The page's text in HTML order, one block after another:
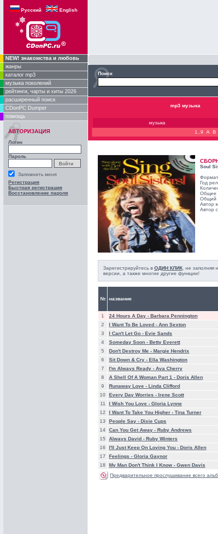
Русский English
NEW! знакомства и любовь
жанры
каталог mp3
музыка поколений
рейтинги, чарты и хиты 2026
расширенный поиск
CDonPC Dumper
помощь
АВТОРИЗАЦИЯ
Логин
Пароль
Запомнить меня
Регистрация
Быстрая регистрация
Восстановление пароля
Поиск
mp3 музыка
музыка
1..9
A B
Soul
Год
Общее
Общий
Автор
Автор
Зарегистрируйтесь в ОДИН КЛИК , не
версии, а также многие другие функции!
№ название
1 24 Hours A Day - Barbara Pennington
2
I Want To Be Loved - Ann Sexton
3
I Can't Let Go - Evie Sands
4
Someday Soon - Betty Everett
5
Don't Destroy Me - Margie Hendrix
6
Sit Down & Cry - Ella Washington
7
I'm Always Ready - Ava Cherry
8
A Shell Of A Woman Part 1 - Doris Allen
9
Runaway Love - Linda Clifford
10
Every Day Worries - Irene Scott
11
I Wish You Love - Gloria Lynne
12
I Want To Take You Higher - Tina Turner
13
People Say - Dixie Cups
14
Can You Get Away - Ruby Andrews
15
Always David - Ruby Winters
16
I'll Just Keep On Loving You - Doris Allen
17
Feelings - Gloria Gaynor
18
My Man Don't Think I Know - Gwen Davis
Предварительное прослушивание всего